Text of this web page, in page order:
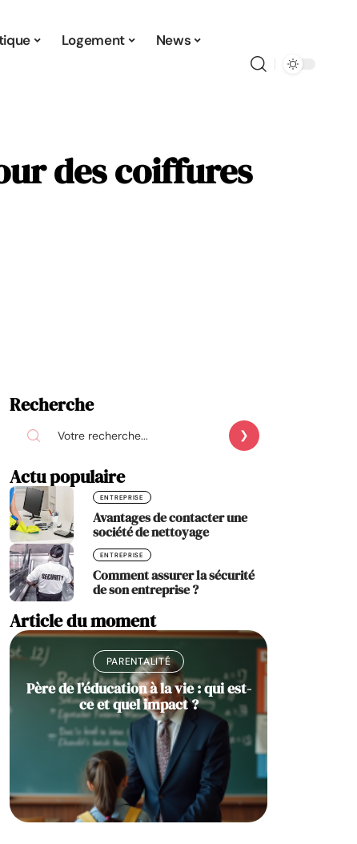
Logement News
des coiffures
Recherche
Actu populaire
ENTREPRISE
Avantages de contacter une
société de nettoyage
ENTREPRISE
Comment assurer la sécurité
de son entreprise ?
Article du moment
PARENTALITÉ
Père de l’éducation à la vie : qui est-
ce et quel impact ?